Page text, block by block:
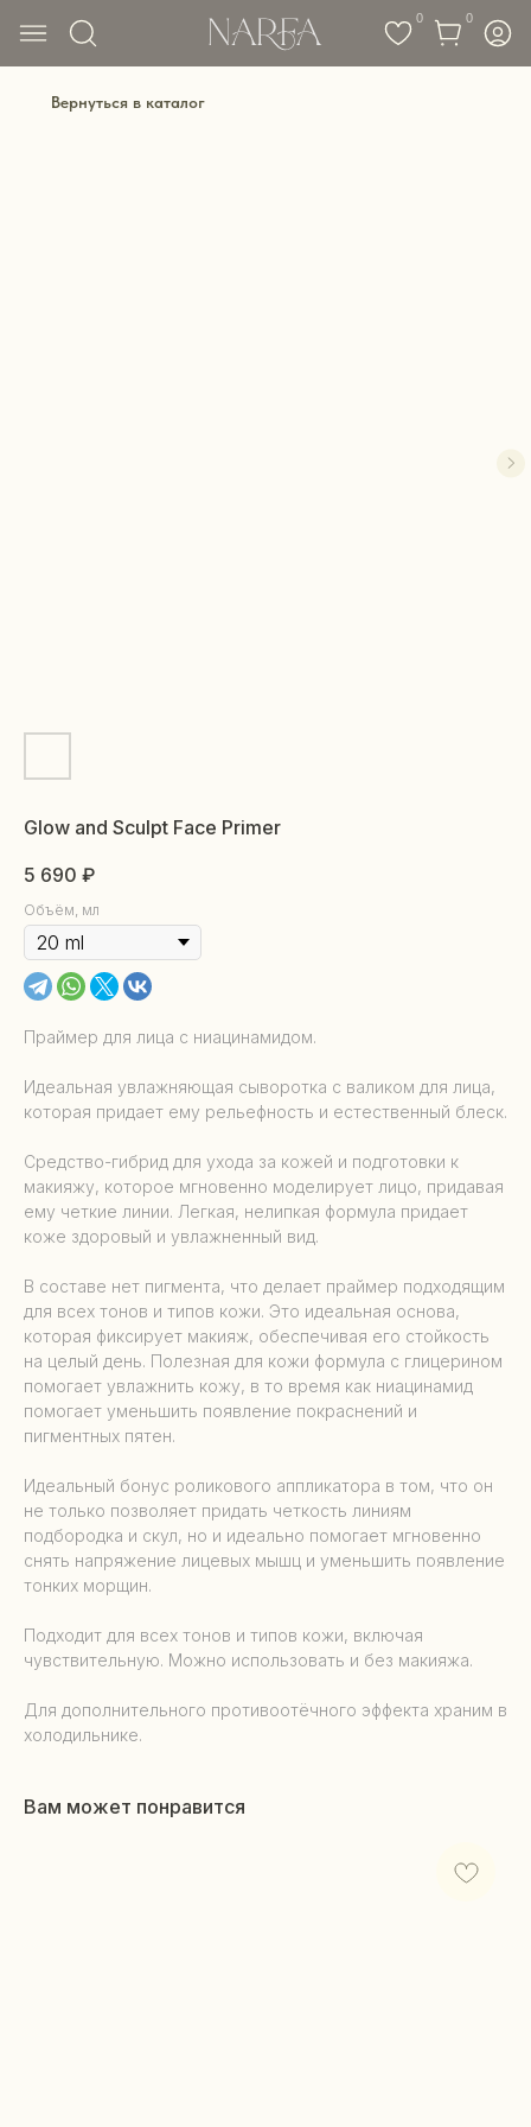
Вернуться в каталог
Glow and Sculpt Face Primer
5 690 ₽
Объём, мл
Праймер для лица с ниацинамидом.
Идеальная увлажняющая сыворотка с валиком для лица,
которая придает ему рельефность и естественный блеск.
Средство-гибрид для ухода за кожей и подготовки к
макияжу, которое мгновенно моделирует лицо, придавая
ему четкие линии. Легкая, нелипкая формула придает
коже здоровый и увлажненный вид.
В составе нет пигмента, что делает праймер подходящим
для всех тонов и типов кожи. Это идеальная основа,
которая фиксирует макияж, обеспечивая его стойкость
на целый день. Полезная для кожи формула с глицерином
помогает увлажнить кожу, в то время как ниацинамид
помогает уменьшить появление покраснений и
пигментных пятен.
Идеальный бонус роликового аппликатора в том, что он
не только позволяет придать четкость линиям
подбородка и скул, но и идеально помогает мгновенно
снять напряжение лицевых мышц и уменьшить появление
тонких морщин.
Подходит для всех тонов и типов кожи, включая
чувствительную. Можно использовать и без макияжа.
Для дополнительного противоотёчного эффекта храним в
холодильнике.
Вам может понравится